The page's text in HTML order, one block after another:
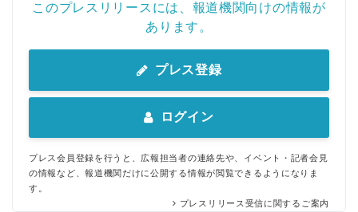
このプレスリリースには、報道機関向けの情報が
あります。
プレス登録
ログイン
プレス会員登録を行うと、広報担当者の連絡先や、イベント・記者会見
の情報など、報道機関だけに公開する情報が閲覧できるようになりま
す。
プレスリリース受信に関するご案内